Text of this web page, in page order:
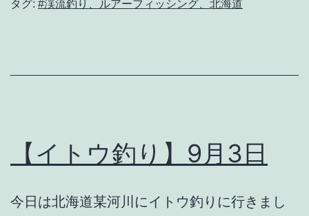
9
日
タグ: #渓流釣り、ルアーフィッシング、北海道
【イトウ釣り】9月3日
今日は北海道某河川にイトウ釣りに行きまし